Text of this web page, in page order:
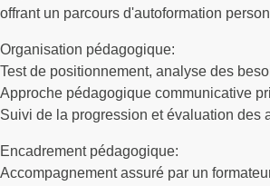
offrant un parcours d'autoformation
Organisation pédagogique:
Test de positionnement, analyse des
Approche pédagogique communicative
Suivi de la progression et évaluation des
Encadrement pédagogique:
Accompagnement assuré par un